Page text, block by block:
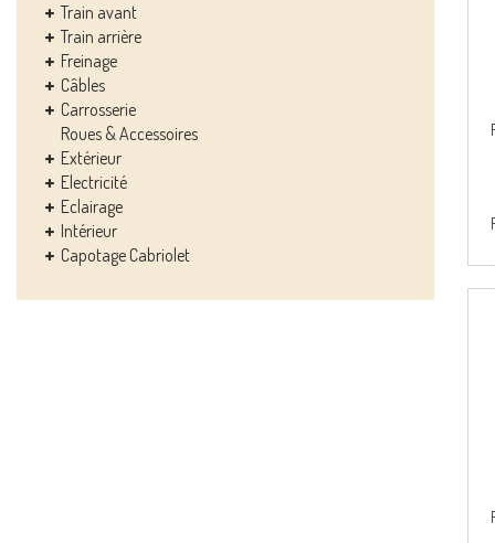
Train avant
Train arrière
Freinage
Câbles
Carrosserie
Roues & Accessoires
Extérieur
Electricité
Eclairage
Intérieur
Capotage Cabriolet